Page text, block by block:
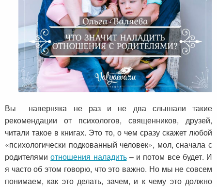
Вы наверняка не раз и не два слышали такие
рекомендации от психологов, священников, друзей,
читали такое в книгах. Это то, о чем сразу скажет любой
«психологически подкованный человек», мол, сначала с
родителямиотношения наладить– и потом все будет. И
я часто об этом говорю, что это важно. Но мы не совсем
понимаем, как это делать, зачем, и к чему это должно